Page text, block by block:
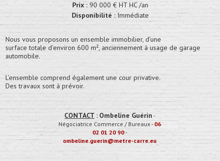
Prix :90 000 € HT HC /an
Disponibilité : Immédiate
Nous vous proposons un ensemble immobilier, d’une
surface totale d’environ 600 m², anciennement à usage de garage
automobile.
L’ensemble comprend également une cour privative.
Des travaux sont à prévoir.
CONTACT : Ombeline Guérin -
Négociatrice Commerce / Bureaux- 06
02 01 20 90-
ombeline.guerin@metre-carre.eu